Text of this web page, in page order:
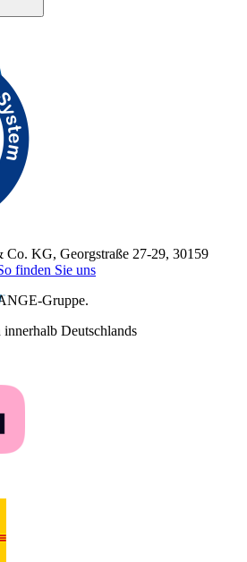
KG, Georgstraße 27-29, 30159
finden Sie uns
Gruppe.
Deutschlands